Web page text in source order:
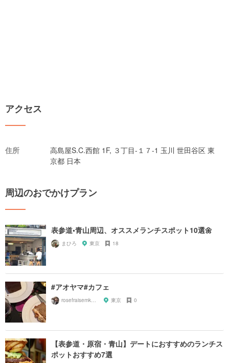
アクセス
住所
高島屋S.C.西館 1F, ３丁目-１７-1 玉川 世田谷区 東
京都 日本
周辺のおでかけプラン
表参道•青山周辺、オススメランチスポット10選🌼
まひろ 東京 18
#アオヤマ#カフェ
東京 0
【表参道・原宿・青山】デートにおすすめのランチス
ポットおすすめ7選